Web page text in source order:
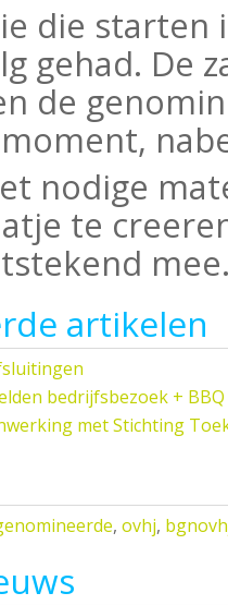
die starten
gehad. De
de
nodige
te
artikelen
bedrijfsbezoek + BBQ
met Stichting
, ovhj,